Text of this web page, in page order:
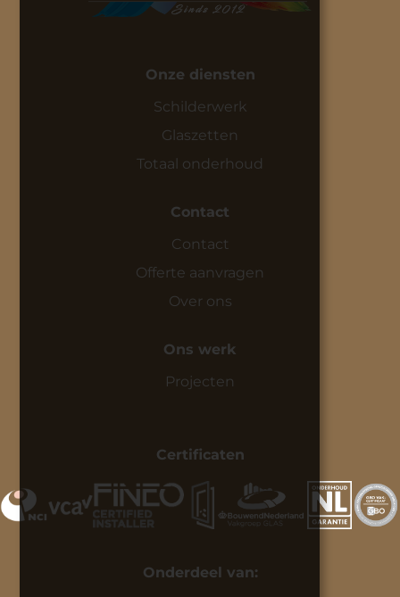
Onze diensten
Schilderwerk
Glaszetten
Totaal onderhoud
Contact
Contact
Offerte aanvragen
Over ons
Ons werk
Projecten
Certificaten
Onderdeel van: